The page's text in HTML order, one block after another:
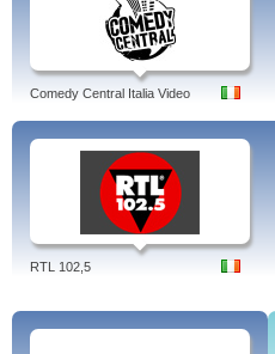
Comedy Central Italia Video
RTL 102,5